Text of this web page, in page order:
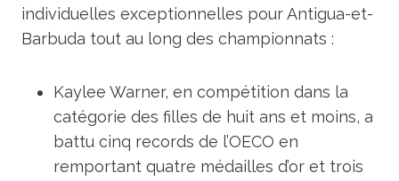
individuelles exceptionnelles pour Antigua-et-
Barbuda tout au long des championnats :
Kaylee Warner, en compétition dans la
catégorie des filles de huit ans et moins, a
battu cinq records de l’OECO en
remportant quatre médailles d’or et trois